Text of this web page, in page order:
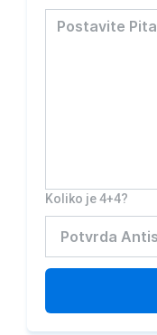
Koliko je 4+4?